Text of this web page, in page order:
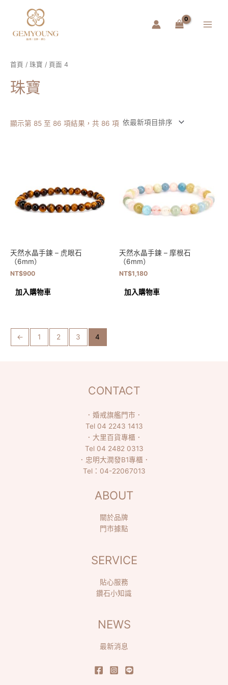
Menu
首頁 / 珠寶 / 頁面 4
珠寶
顯示第 85 至 86 項結果，共 86 項
天然水晶手鍊 – 虎眼石
（6mm）
NT$900
加入購物車
天然水晶手鍊 – 摩根石
（6mm）
NT$1,180
加入購物車
← 1 2 3 4
CONTACT
． 婚戒旗艦門市 ．
Tel 04 2243 1413
． 大里百貨專櫃 ．
Tel 04 2482 0313
． 忠明大潤發B1專櫃 ．
Tel： 04-22067013
ABOUT
關於品牌
門市據點
SERVICE
貼心服務
鑽石小知識
NEWS
最新消息